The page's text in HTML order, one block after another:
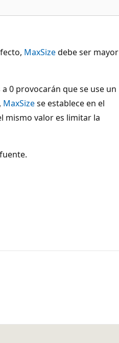
MaxSizedebe ser mayor
0 provocarán que se use un
, MaxSizese establece en el
mismo valor es limitar la